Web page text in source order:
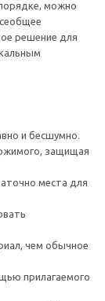
можно
решение для
и бесшумно.
защищая
места для
чем обычное
прилагаемого